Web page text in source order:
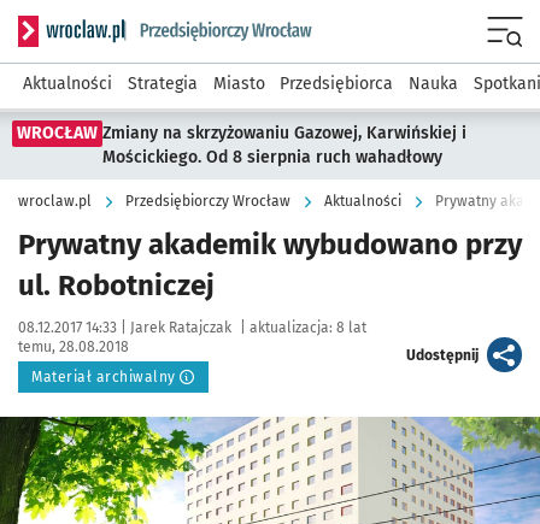
Serwis informacyjny wroclaw.pl podserwis: Strategia
Aktualności Strategia Miasto Przedsiębiorca Nauka
WROCŁAW Zmiany na skrzyżowaniu Gazowej, Karwińskiej i
Mościckiego. Od 8 sierpnia ruch wahadłowy
wroclaw.pl Przedsiębiorczy Wrocław Aktualności Prywatny
Prywatny akademik wybudowano przy
ul. Robotniczej
Data publikacji:
08.12.2017 14:33 | Autor:
Jarek Ratajczak aktualizacja: 8 lat
temu, 28.08.2018
Materiał archiwalny
Udostępnijartykuł
Kliknij, aby powiększyć